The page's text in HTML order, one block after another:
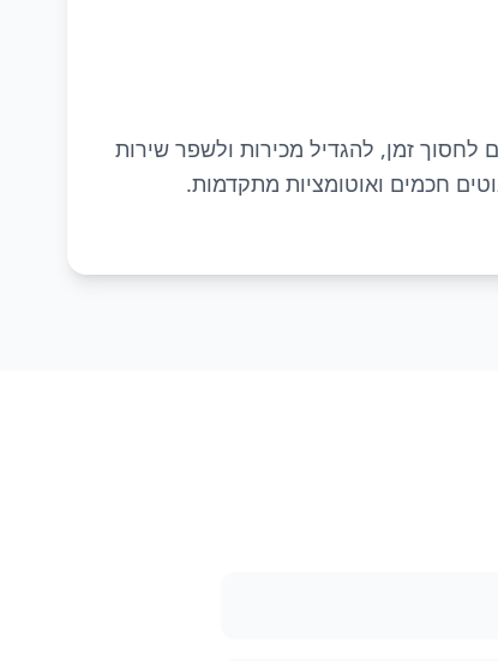
לחסוך זמן, להגדיל מכירות ולשפר שירות